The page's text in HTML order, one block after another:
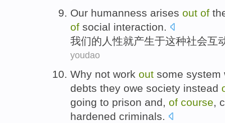
Our humanness arises out of
of social interaction.
我们的 人性就产生于这种社会互
youdao
Why not work out some system
debts they owe society instead
going to prison and, of course,
hardened criminals.